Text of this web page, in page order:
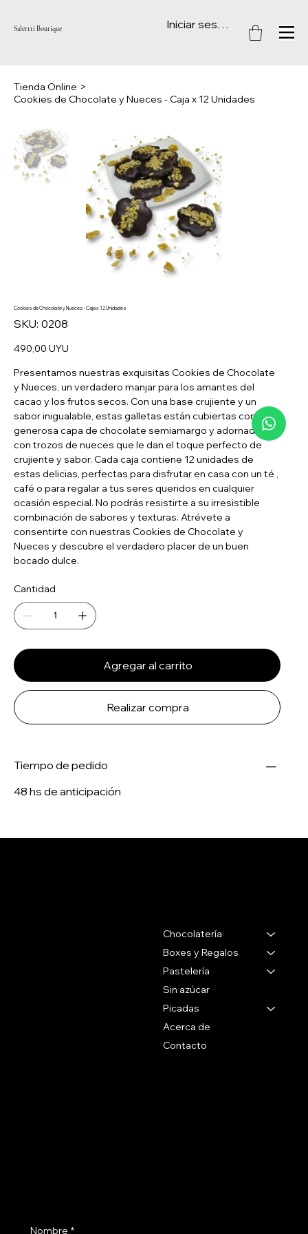
Salertti Boutique Iniciar sesión
Tienda Online >
Cookies de Chocolate y Nueces - Caja x 12 Unidades
Cookies de Chocolate y Nueces - Caja x 12 Unidades
SKU: SKU
0208
0208
Precio
490,00 UYU
Presentamos nuestras exquisitas Cookies de Chocolate
y Nueces, un verdadero manjar para los amantes del
cacao y los frutos secos. Con una base crujiente y un
sabor inigualable, estas galletas están cubiertas con una
generosa capa de chocolate semiamargo y adornadas
con trozos de nueces que le dan el toque perfecto de
crujiente y sabor. Cada caja contiene 12 unidades de
estas delicias, perfectas para disfrutar en casa con un té ,
café o para regalar a tus seres queridos en cualquier
ocasión especial. No podrás resistirte a su irresistible
combinación de sabores y texturas. Atrévete a
consentirte con nuestras Cookies de Chocolate y
Nueces y descubre el verdadero placer de un buen
bocado dulce.
Cantidad
Agregar al carrito
Realizar compra
Tiempo de pedido
48 hs de anticipación
Chocolatería
Boxes y Regalos
Pastelería
Sin azúcar
Picadas
Acerca de
Contacto
Nombre *